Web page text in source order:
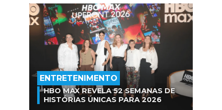
ENTRETENIMENTO
HBO MAX REVELA 52 SEMANAS DE
HISTÓRIAS ÚNICAS PARA 2026